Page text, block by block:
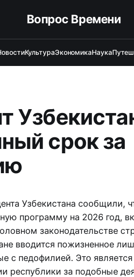
Вопрос Времени
КультураЭкономикаНаука
срок за
Узбекистана сообщили,
программу на 2026 год,
законодательстве
вводится пожизненное
с педофилией. Это
республики за подобные